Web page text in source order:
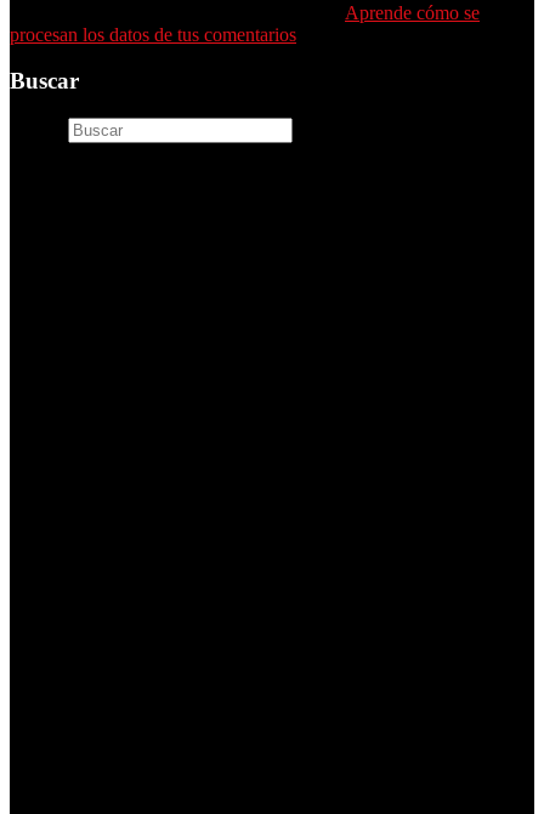
Aprende cómo se
procesan los datos de tus comentarios
Buscar